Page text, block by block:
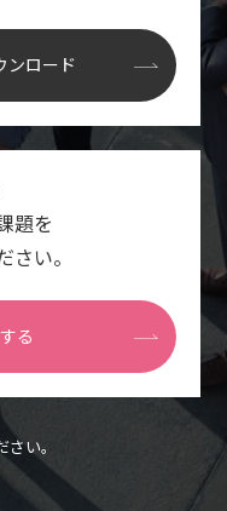
ンロード
題を
さい。
る
い。